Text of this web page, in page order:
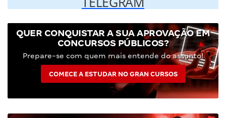
QUER CONQUISTAR A SUA APROVAÇÃO EM
CONCURSOS PÚBLICOS?
Prepare-se com quem mais entende do assunto!
COMECE A ESTUDAR NO GRAN CURSOS